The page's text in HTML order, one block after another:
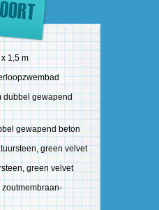
1,5 m
dubbel gewapend
gewapend beton
green velvet
green velvet
zoutmembraan-